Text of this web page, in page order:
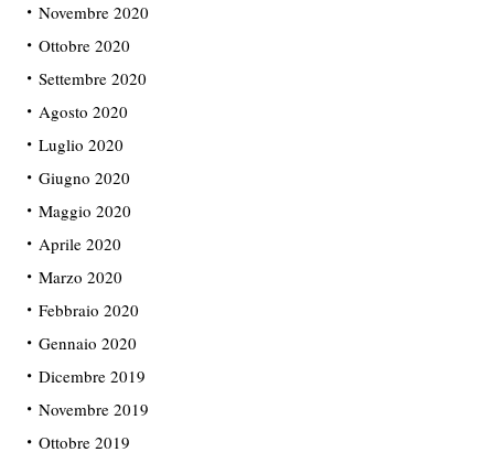
Novembre 2020
Ottobre 2020
Settembre 2020
Agosto 2020
Luglio 2020
Giugno 2020
Maggio 2020
Aprile 2020
Marzo 2020
Febbraio 2020
Gennaio 2020
Dicembre 2019
Novembre 2019
Ottobre 2019